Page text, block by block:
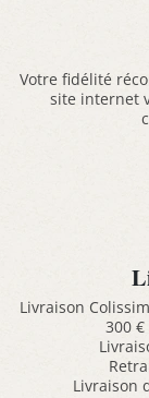
Votre fidélité
site internet
Livraison
300
Livraison